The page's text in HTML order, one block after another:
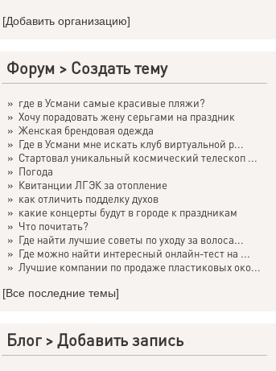
[Добавить организацию]
Форум > Создать тему
» где в Усмани самые красивые пляжи?
» Хочу порадовать жену серьгами на праздник
» Женская брендовая одежда
» Где в Усмани мне искать клуб виртуальной р...
» Стартовал уникальный космический телескоп ...
» Погода
» Квитанции ЛГЭК за отопление
» как отличить подделку духов
» какие концерты будут в городе к праздникам
» Что почитать?
» Где найти лучшие советы по уходу за волоса...
» Где можно найти интересный онлайн-тест на ...
» Лучшие компании по продаже пластиковых око...
[Все последние темы]
Блог >Добавить запись